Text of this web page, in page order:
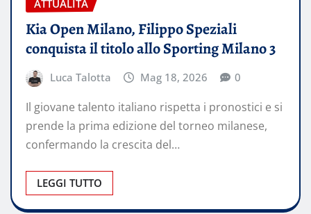
ATTUALITÀ
Kia Open Milano, Filippo Speziali
conquista il titolo allo Sporting Milano 3
Luca Talotta Mag 18, 2026 0
Il giovane talento italiano rispetta i pronostici e si
prende la prima edizione del torneo milanese,
confermando la crescita del…
LEGGI TUTTO